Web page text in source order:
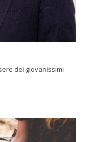
dei giovanissimi